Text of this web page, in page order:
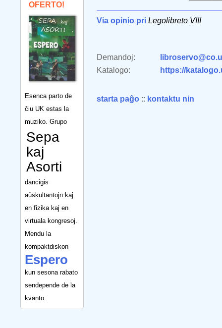
OFERTO!
Esenca parto de
ĉiu UK estas la
muziko. Grupo
Sepa
kaj
Asorti
dancigis
aŭskultantojn kaj
en fizika kaj en
virtuala kongresoj.
Mendu la
kompaktdiskon
Espero
kun sesona rabato
sendepende de la
kvanto.
Via opinio pri Legolibreto VIII
Demandoj:
Katalogo:
https://
starta paĝo :: kontaktu nin